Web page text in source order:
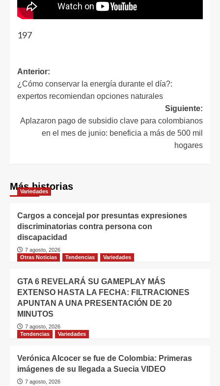
197
Anterior:
¿Cómo conservar la energía durante el día?:
expertos recomiendan opciones naturales
Siguiente:
Aplazaron pago de subsidio clave para colombianos
en el mes de junio: beneficia a más de 500 mil
hogares
Más historias
Variedades
Cargos a concejal por presuntas expresiones
discriminatorias contra persona con
discapacidad
7 agosto, 2026
Otras Noticias
Tendencias Variedades
GTA 6 REVELARÁ SU GAMEPLAY MÁS
EXTENSO HASTA LA FECHA: FILTRACIONES
APUNTAN A UNA PRESENTACIÓN DE 20
MINUTOS
7 agosto, 2026
Tendencias
Variedades
Verónica Alcocer se fue de Colombia: Primeras
imágenes de su llegada a Suecia VIDEO
7 agosto, 2026